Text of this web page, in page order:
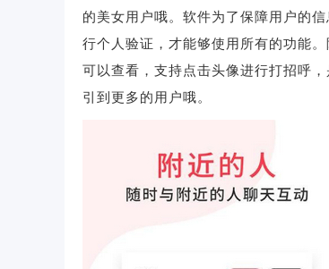
的美女用户哦。软件为了保障用户的
行个人验证，才能够使用所有的功能
可以查看，支持点击头像进行打招呼
引到更多的用户哦。